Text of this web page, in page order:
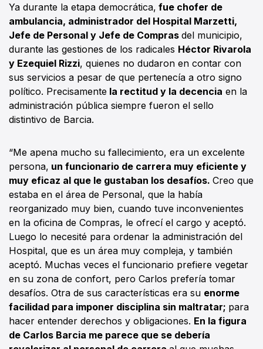
Ya durante la etapa democrática, fue chofer de
ambulancia, administrador del Hospital Marzetti,
Jefe de Personal y Jefe de Compras del municipio,
durante las gestiones de los radicales Héctor Rivarola
y Ezequiel Rizzi, quienes no dudaron en contar con
sus servicios a pesar de que pertenecía a otro signo
político. Precisamente la rectitud y la decencia en la
administración pública siempre fueron el sello
distintivo de Barcia.
“Me apena mucho su fallecimiento, era un excelente
persona, un funcionario de carrera muy eficiente y
muy eficaz al que le gustaban los desafíos. Creo que
estaba en el área de Personal, que la había
reorganizado muy bien, cuando tuve inconvenientes
en la oficina de Compras, le ofrecí el cargo y aceptó.
Luego lo necesité para ordenar la administración del
Hospital, que es un área muy compleja, y también
aceptó. Muchas veces el funcionario prefiere vegetar
en su zona de confort, pero Carlos prefería tomar
desafíos. Otra de sus características era su enorme
facilidad para imponer disciplina sin maltratar; para
hacer entender derechos y obligaciones. En la figura
de Carlos Barcia me parece que se debería